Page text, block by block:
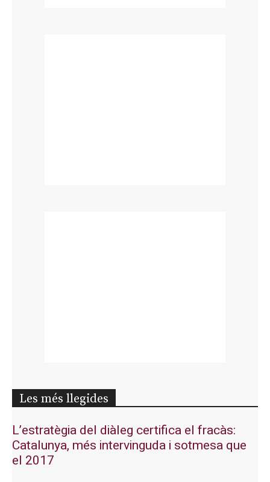
Les més llegides
L’estratègia del diàleg certifica el fracàs:
Catalunya, més intervinguda i sotmesa que
el 2017